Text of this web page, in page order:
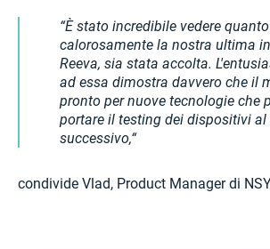
È stato incredibile vedere quanto
calorosamente la nostra ultima
Reeva, sia stata accolta.
ad essa dimostra davvero che il
pronto per nuove tecnologie che
portare il testing dei dispositivi
successivo,
condivide Vlad, Product Manager di